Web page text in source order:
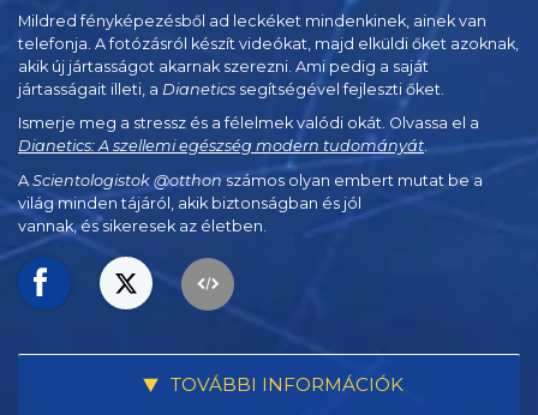
Mildred fényképezésből ad leckéket mindenkinek, ainek van
telefonja. A fotózásról készít videókat, majd elküldi őket azoknak,
akik új jártasságot akarnak szerezni. Ami pedig a saját
jártasságait illeti, a Dianetics segítségével fejleszti őket.
Ismerje meg a stressz és a félelmek valódi okát. Olvassa el a
Dianetics: A szellemi egészség modern tudományát.
A Scientologistok @otthon számos olyan embert mutat be a
világ minden tájáról, akik biztonságban és jól
vannak, és sikeresek az életben.
TOVÁBBI INFORMÁCIÓK